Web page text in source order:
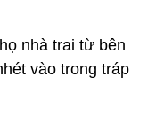
nhà trai từ bên
vào trong tráp